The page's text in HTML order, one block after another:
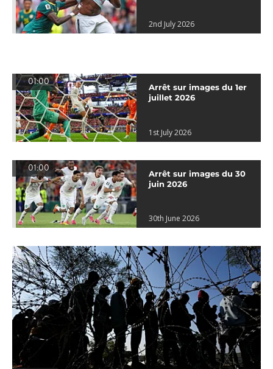
2nd July 2026
01:00
Arrêt sur images du 1er
juillet 2026
1st July 2026
01:00
Arrêt sur images du 30
juin 2026
30th June 2026